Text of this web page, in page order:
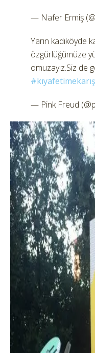
— Nafer Ermiş
Yarın kadıköyde
özgürlüğümüze
omuzayız.Siz de
— Pink Freud